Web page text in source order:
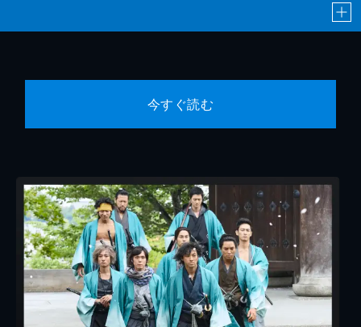
今すぐ読む